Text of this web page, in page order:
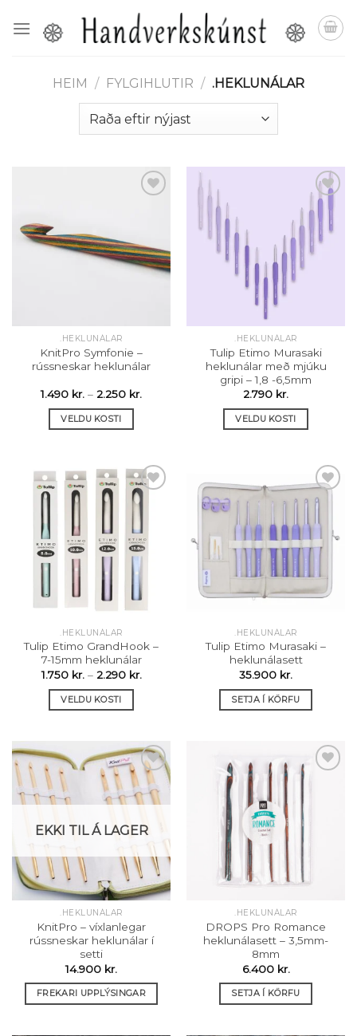
HEIM / FYLGIHLUTIR / .HEKLUNÁLAR
óskalista
.HEKLUNÁLAR
KnitPro Symfonie –
rússneskar heklunálar
1.490 kr. – 2.250 kr.
VELDU KOSTI
has
multiple
variants.
options
may
be
chosen
on
product
page
Setja á
óskalista
.HEKLUNÁLAR
Tulip Etimo Murasaki
heklunálar með mjúku
gripi – 1,8 -6,5mm
2.790 kr.
VELDU KOSTI
multiple
variants.
The
options
may
be
chosen
product
page
Setja á
óskalista
.HEKLUNÁLAR
Tulip Etimo GrandHook –
7-15mm heklunálar
1.750 kr. – 2.290 kr.
VELDU KOSTI
has
multiple
variants.
The
may
chosen
on
the
product
page
Setja á
óskalista
.HEKLUNÁLAR
Tulip Etimo Murasaki –
heklunálasett
35.900 kr.
SETJA Í KÖRFU
EKKI TIL Á LAGER
.HEKLUNÁLAR
KnitPro – víxlanlegar
rússneskar heklunálar í
setti
14.900 kr.
FREKARI UPPLÝSINGAR
Setja á
óskalista
.HEKLUNÁLAR
DROPS Pro Romance
heklunálasett – 3,5mm-
8mm
6.400 kr.
SETJA Í KÖRFU